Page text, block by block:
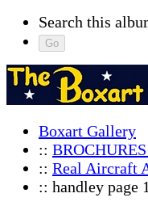
Search this
Boxart Gallery
::
:: Real Aircraft
:: handley page